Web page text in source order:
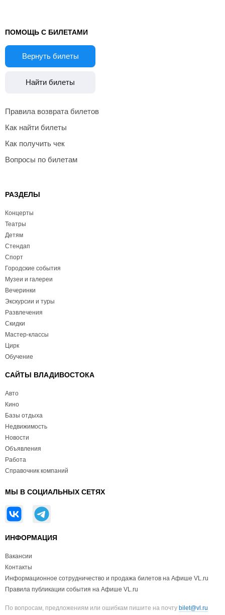
ПОМОЩЬ С БИЛЕТАМИ
Вернуть билеты
Найти билеты
Правила возврата билетов
Как найти билеты
Как получить чек
Вопросы по билетам
РАЗДЕЛЫ
Концерты
Театры
Детям
Стендап
Спорт
Городские события
Музеи и галереи
Вечеринки
Экскурсии и туры
Развлечения
Скидки
Мастер-классы
Цирк
Обучение
САЙТЫ ВЛАДИВОСТОКА
Авто
Кино
Базы отдыха
Недвижимость
Новости
Объявления
Работа
Справочник компаний
МЫ В СОЦИАЛЬНЫХ СЕТЯХ
ИНФОРМАЦИЯ
Вакансии
Контакты
Информационное сотрудничество и продажа билетов на Афише VL.ru
Правила публикации события на Афише VL.ru
По вопросам, предложениям или ошибкам пишите на почту bilet@vl.ru